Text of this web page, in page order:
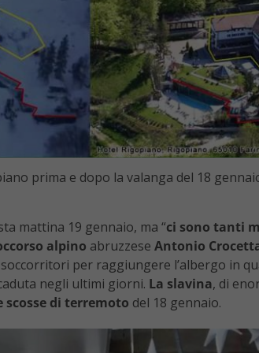
prima e dopo la valanga del 18
mattina 19 gennaio, ma “ci sono tanti
alpino abruzzese Antonio
per raggiungere l’albergo in
negli ultimi giorni. La slavina, di
di terremoto del 18 gennaio.